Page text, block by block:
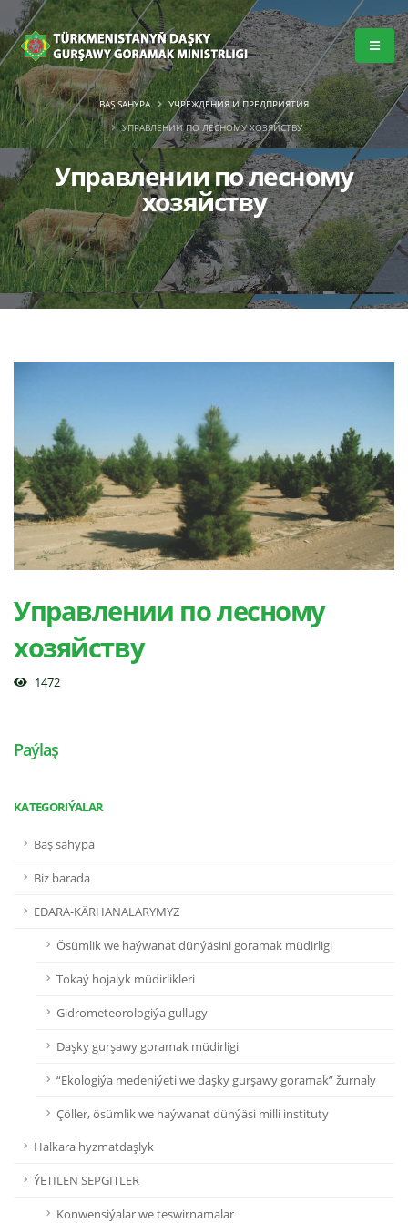
Управлении по лесному
хозяйству
BAŞ SAHYPA
УЧРЕЖДЕНИЯ И ПРЕДПРИЯТИЯ
УПРАВЛЕНИИ ПО ЛЕСНОМУ ХОЗЯЙСТВУ
Управлении по лесному
хозяйству
1472
Paýlaş
KATEGORIÝALAR
Baş sahypa
Biz barada
EDARA-KÄRHANALARYMYZ
Ösümlik we haýwanat dünýäsini goramak müdirligi
Tokaý hojalyk müdirlikleri
Gidrometeorologiýa gullugy
Daşky gurşawy goramak müdirligi
“Ekologiýa medeniýeti we daşky gurşawy goramak” žurnaly
Çöller, ösümlik we haýwanat dünýäsi milli instituty
Halkara hyzmatdaşlyk
ÝETILEN SEPGITLER
Konwensiýalar we teswirnamalar